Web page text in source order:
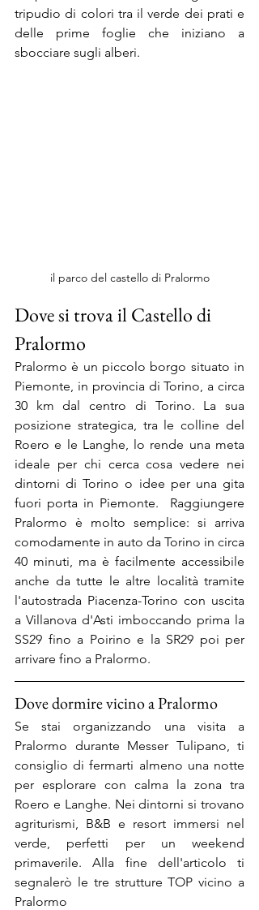
tripudio di colori tra il verde dei prati e
delle prime foglie che iniziano a
sbocciare sugli alberi.
il parco del castello di Pralormo
Dove si trova il Castello di
Pralormo
Pralormo è un piccolo borgo situato in
Piemonte, in provincia di Torino, a circa
30 km dal centro di Torino. La sua
posizione strategica, tra le colline del
Roero e le Langhe, lo rende una meta
ideale per chi cerca cosa vedere nei
dintorni di Torino o idee per una gita
fuori porta in Piemonte.  Raggiungere
Pralormo è molto semplice: si arriva
comodamente in auto da Torino in circa
40 minuti, ma è facilmente accessibile
anche da tutte le altre località tramite
l'autostrada Piacenza-Torino con uscita
a Villanova d'Asti imboccando prima la
SS29 fino a Poirino e la SR29 poi per
arrivare fino a Pralormo.
Dove dormire vicino a Pralormo
Se stai organizzando una visita a
Pralormo durante Messer Tulipano, ti
consiglio di fermarti almeno una notte
per esplorare con calma la zona tra
Roero e Langhe. Nei dintorni si trovano
agriturismi, B&B e resort immersi nel
verde, perfetti per un weekend
primaverile. Alla fine dell'articolo ti
segnalerò le tre strutture TOP vicino a
Pralormo